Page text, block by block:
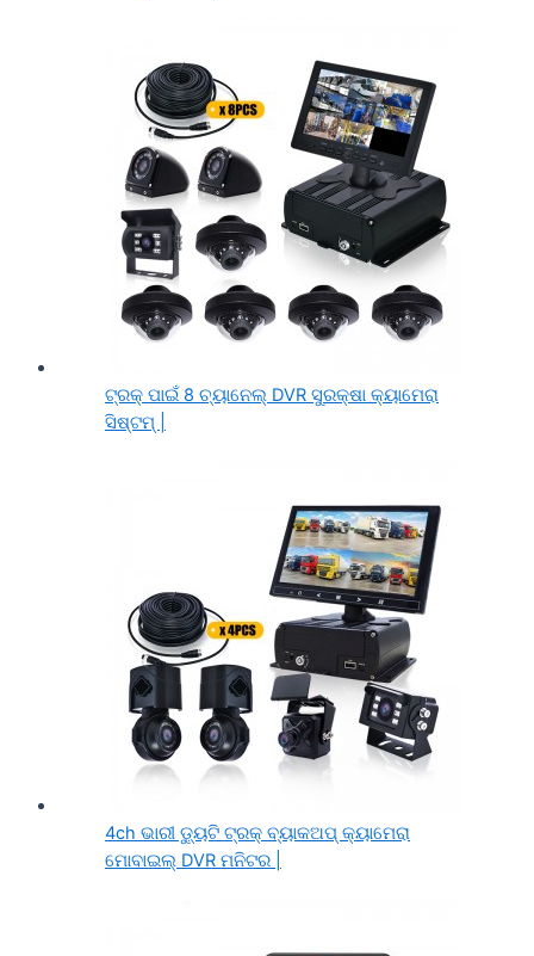
ଟ୍ରକ୍ ପାଇଁ 8 ଚ୍ୟାନେଲ୍ DVR ସୁରକ୍ଷା କ୍ୟାମେରା
ସିଷ୍ଟମ୍ |
4ch ଭାରୀ ଡ୍ୟୁଟି ଟ୍ରକ୍ ବ୍ୟାକଅପ୍ କ୍ୟାମେରା
ମୋବାଇଲ୍ DVR ମନିଟର |